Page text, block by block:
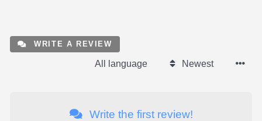
WRITE A REVIEW
All language Newest
Write the first review!